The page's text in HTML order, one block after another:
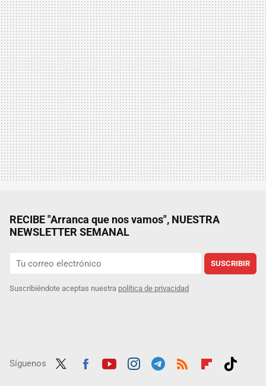
RECIBE "Arranca que nos vamos", NUESTRA
NEWSLETTER SEMANAL
SUSCRIBIR
Suscribiéndote aceptas nuestra política de privacidad
Síguenos